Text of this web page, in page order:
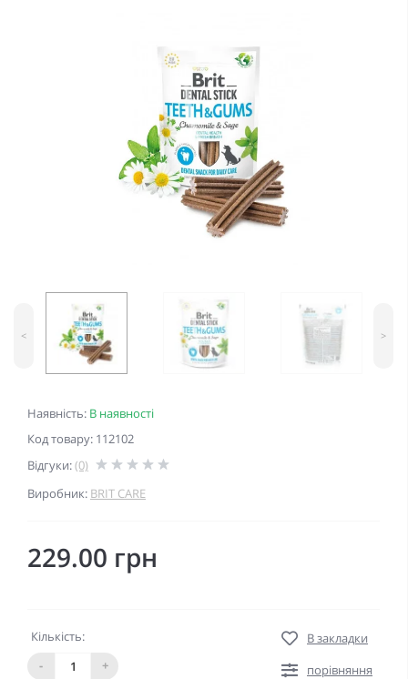
Наявність: В наявності
Код товару: 112102
Відгуки:(0)
Виробник: BRIT CARE
< >
229.00 грн
Кількість:
-
+
В закладки
порівняння